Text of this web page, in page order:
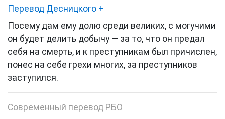
Перевод Десницкого +
Посему дам ему долю среди великих, с могучими
он будет делить добычу — за то, что он предал
себя на смерть, и к преступникам был причислен,
понес на себе грехи многих, за преступников
заступился.
Современный перевод РБО